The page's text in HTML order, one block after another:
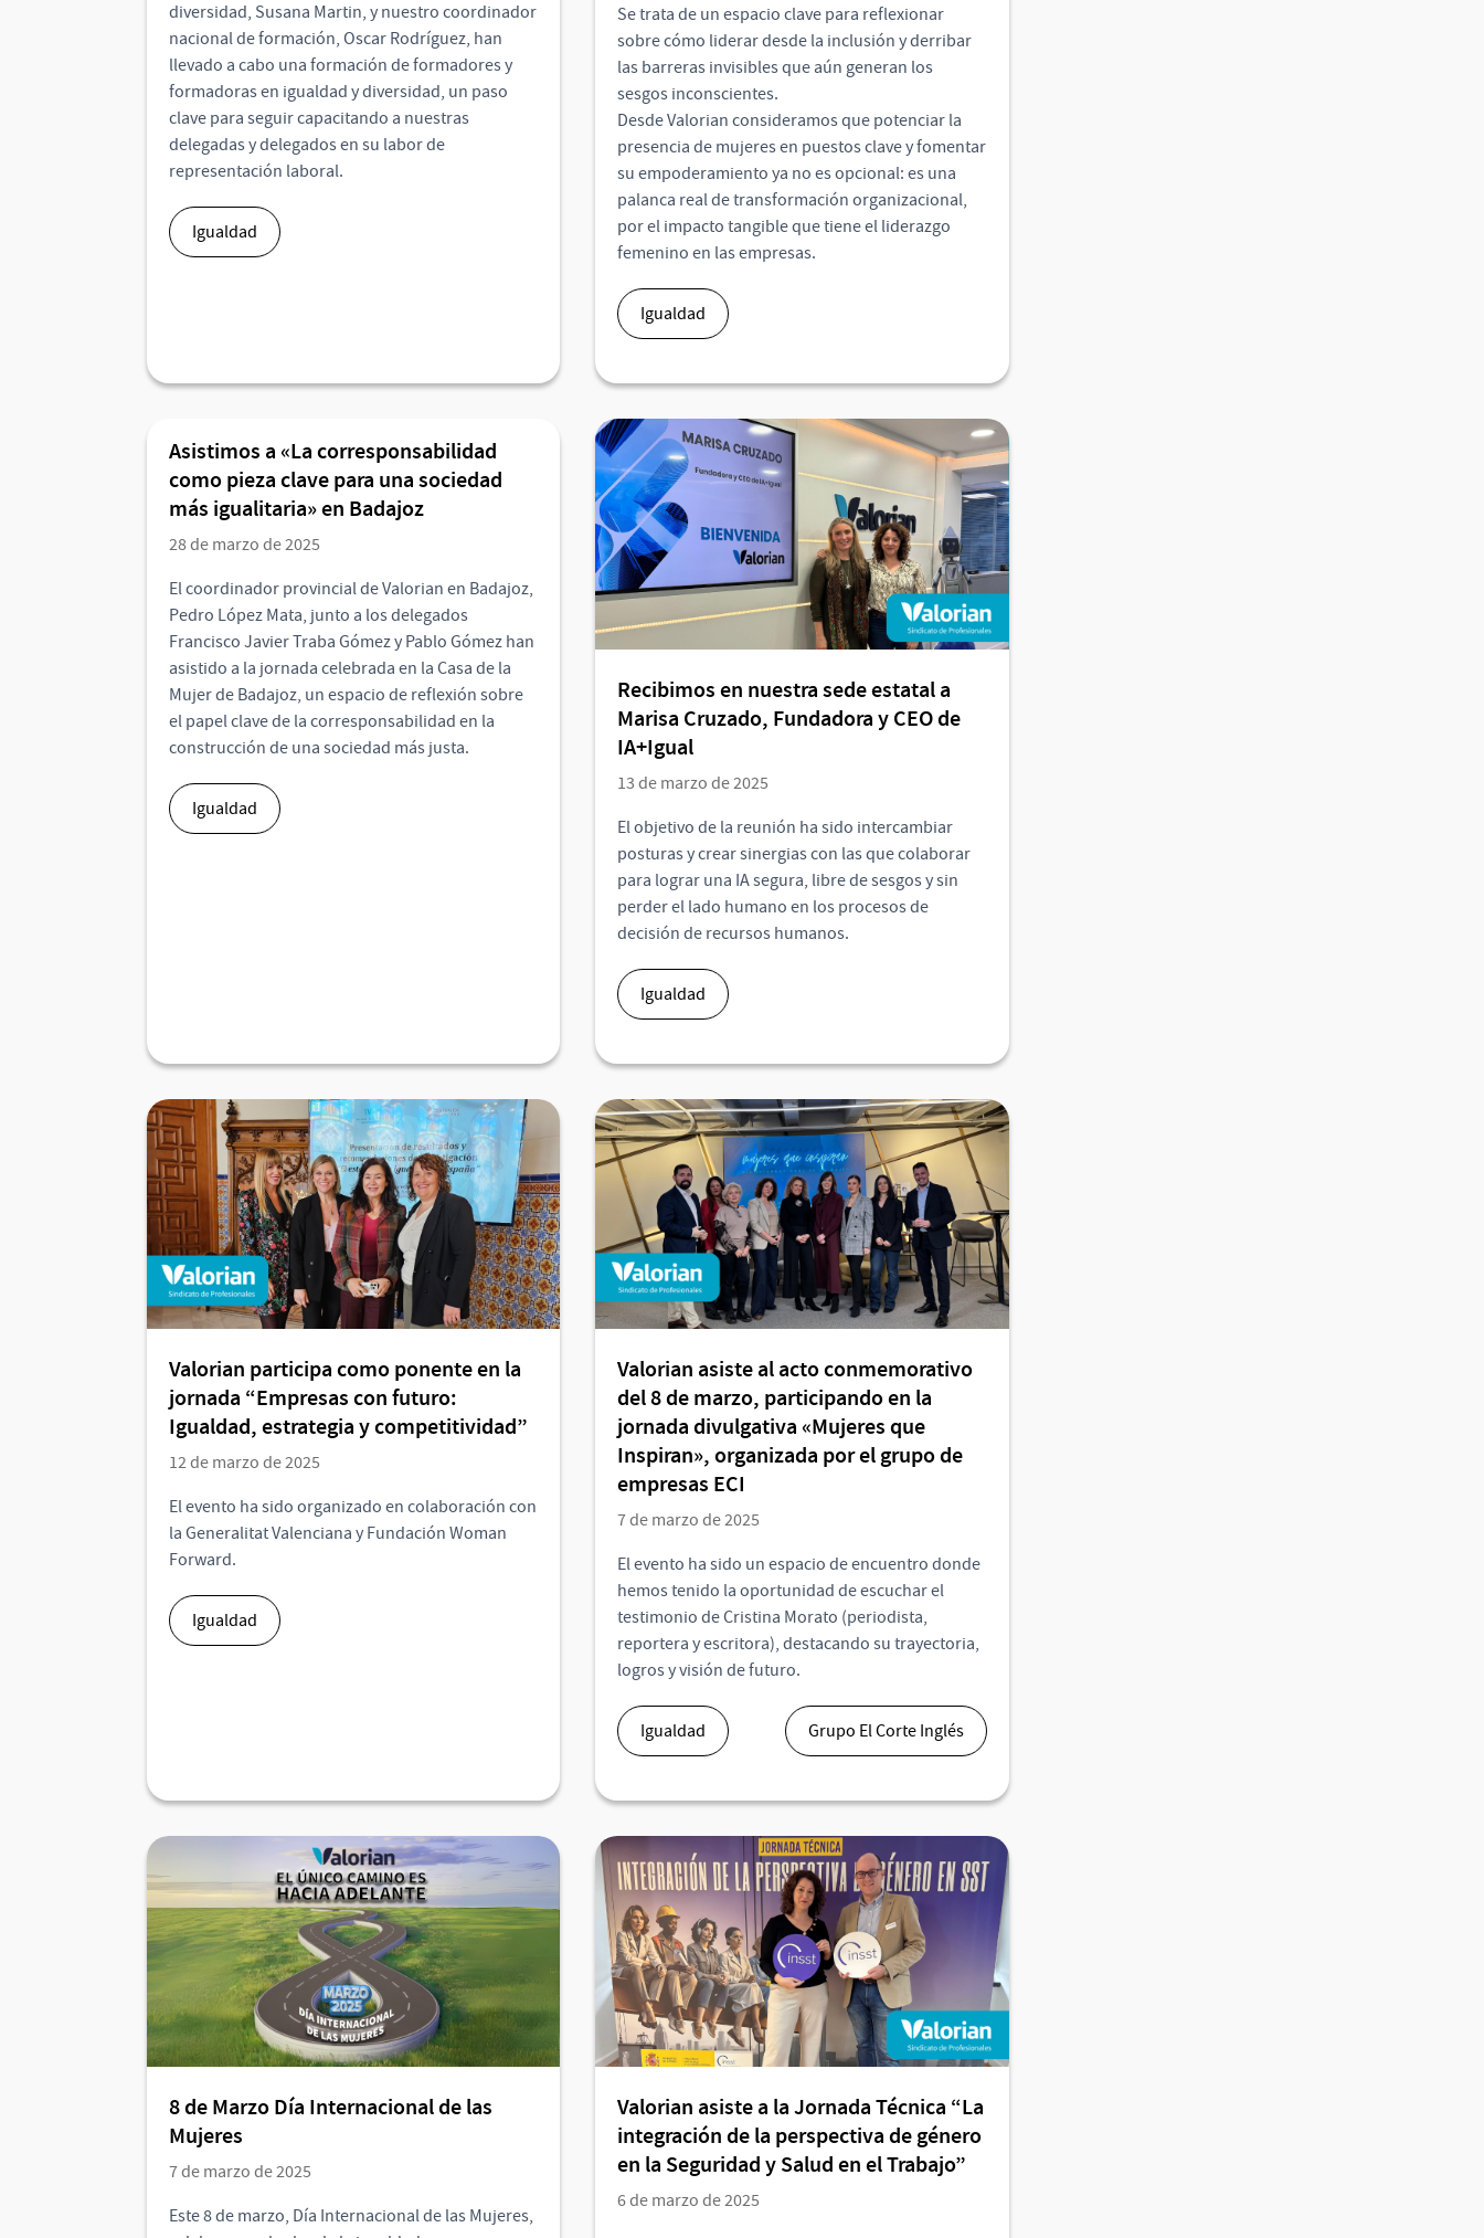
diversidad, Susana Martin, y nuestro coordinador
nacional de formación, Oscar Rodríguez, han
llevado a cabo una formación de formadores y
formadoras en igualdad y diversidad, un paso
clave para seguir capacitando a nuestras
delegadas y delegados en su labor de
representación laboral.
Igualdad
Se trata de un espacio clave para reflexionar
sobre cómo liderar desde la inclusión y derribar
las barreras invisibles que aún generan los
sesgos inconscientes.
Desde Valorian consideramos que potenciar la
presencia de mujeres en puestos clave y fomentar
su empoderamiento ya no es opcional: es una
palanca real de transformación organizacional,
por el impacto tangible que tiene el liderazgo
femenino en las empresas.
Igualdad
Asistimos a «La corresponsabilidad
como pieza clave para una sociedad
más igualitaria» en Badajoz
28 de marzo de 2025
El coordinador provincial de Valorian en Badajoz,
Pedro López Mata, junto a los delegados
Francisco Javier Traba Gómez y Pablo Gómez han
asistido a la jornada celebrada en la Casa de la
Mujer de Badajoz, un espacio de reflexión sobre
el papel clave de la corresponsabilidad en la
construcción de una sociedad más justa.
Igualdad
Recibimos en nuestra sede estatal a
Marisa Cruzado, Fundadora y CEO de
IA+Igual
13 de marzo de 2025
El objetivo de la reunión ha sido intercambiar
posturas y crear sinergias con las que colaborar
para lograr una IA segura, libre de sesgos y sin
perder el lado humano en los procesos de
decisión de recursos humanos.
Igualdad
Valorian participa como ponente en la
jornada “Empresas con futuro:
Igualdad, estrategia y competitividad”
12 de marzo de 2025
El evento ha sido organizado en colaboración con
la Generalitat Valenciana y Fundación Woman
Forward.
Igualdad
Valorian asiste al acto conmemorativo
del 8 de marzo, participando en la
jornada divulgativa «Mujeres que
Inspiran», organizada por el grupo de
empresas ECI
7 de marzo de 2025
El evento ha sido un espacio de encuentro donde
hemos tenido la oportunidad de escuchar el
testimonio de Cristina Morato (periodista,
reportera y escritora), destacando su trayectoria,
logros y visión de futuro.
Igualdad Grupo El Corte Inglés
8 de Marzo Día Internacional de las
Mujeres
7 de marzo de 2025
Este 8 de marzo, Día Internacional de las Mujeres,
Valorian asiste a la Jornada Técnica “La
integración de la perspectiva de género
en la Seguridad y Salud en el Trabajo”
6 de marzo de 2025